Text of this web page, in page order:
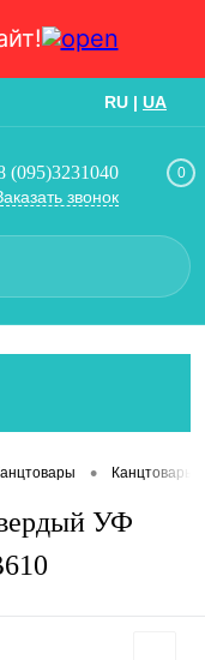
RU | UA
(095)3231040
звонок
0
• Канцтовары
УФ